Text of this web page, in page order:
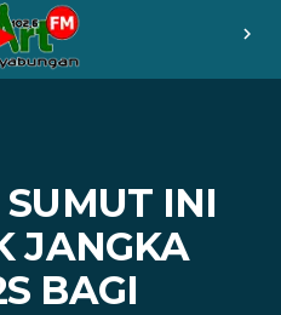
chevron_right
SUMUT INI
JANGKA
BAGI